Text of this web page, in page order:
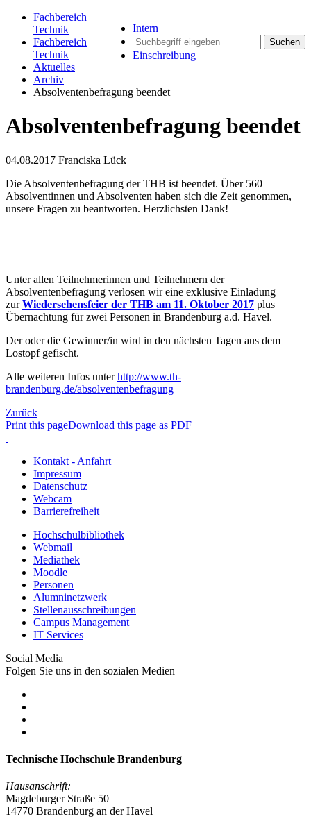
Intern
Suchen
Einschreibung
Fachbereich
Technik
Fachbereich
Technik
Aktuelles
Archiv
Absolventenbefragung beendet
Absolventenbefragung beendet
04.08.2017 Franciska Lück
Die Absolventenbefragung der THB ist beendet. Über 560
Absolventinnen und Absolventen haben sich die Zeit genommen,
unsere Fragen zu beantworten. Herzlichsten Dank!
Unter allen Teilnehmerinnen und Teilnehmern der
Absolventenbefragung verlosen wir eine exklusive Einladung
zurWiedersehensfeier der THB am 11. Oktober 2017 plus
Übernachtung für zwei Personen in Brandenburg a.d. Havel.
Der oder die Gewinner/in wird in den nächsten Tagen aus dem
Lostopf gefischt.
Alle weiteren Infos unterhttp://www.th-
brandenburg.de/absolventenbefragung
Zurück
Print this pageDownload this page as PDF
Kontakt - Anfahrt
Impressum
Datenschutz
Webcam
Barrierefreiheit
Hochschulbibliothek
Webmail
Mediathek
Moodle
Personen
Alumninetzwerk
Stellenausschreibungen
Campus Management
IT Services
Social Media
Folgen Sie uns in den sozialen Medien
Technische Hochschule Brandenburg
Hausanschrift:
Magdeburger Straße 50
14770 Brandenburg an der Havel